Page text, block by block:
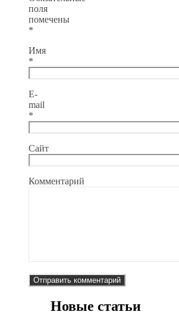
поля
помечены
*
Имя
*
E-
mail
*
Сайт
Комментарий
Новые статьи